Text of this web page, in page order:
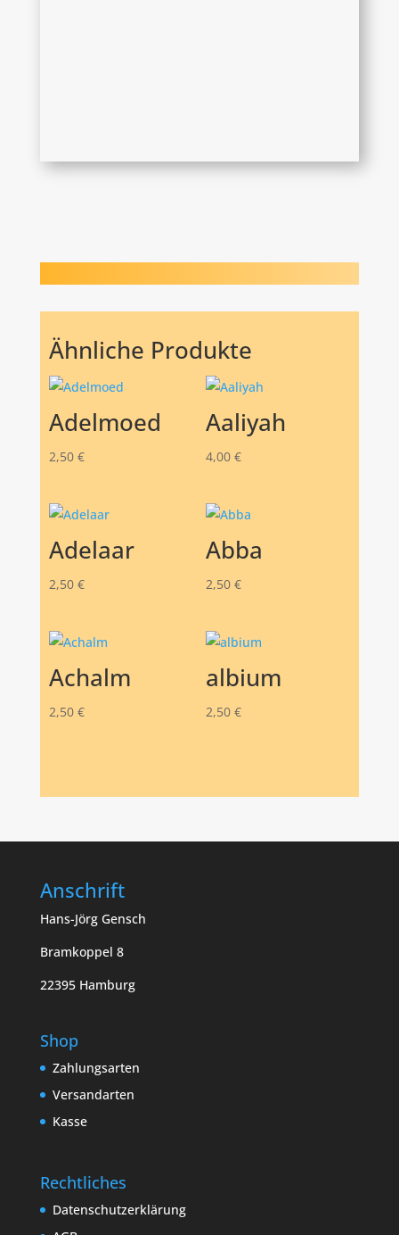
Ähnliche Produkte
Adelmoed
2,50 €
Aaliyah
4,00 €
Adelaar
2,50 €
Abba
2,50 €
Achalm
2,50 €
albium
2,50 €
Anschrift
Hans-Jörg Gensch
Bramkoppel 8
22395 Hamburg
Shop
Zahlungsarten
Versandarten
Kasse
Rechtliches
Datenschutzerklärung